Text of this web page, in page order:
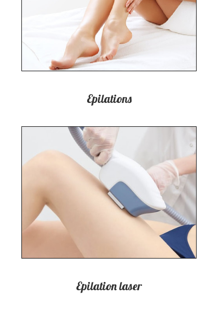
Epilations
Epilation laser